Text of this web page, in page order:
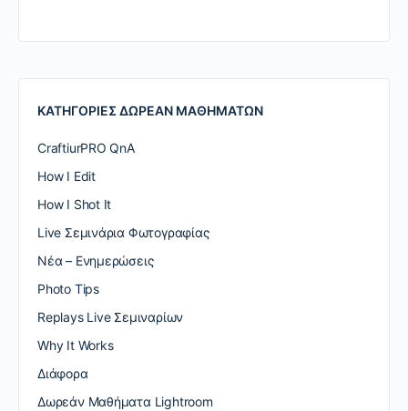
ΚΑΤΗΓΟΡΙΕΣ ΔΩΡΕΑΝ ΜΑΘΗΜΑΤΩΝ
CraftiurPRO QnA
How I Edit
How I Shot It
Live Σεμινάρια Φωτογραφίας
Nέα – Ενημερώσεις
Photo Tips
Replays Live Σεμιναρίων
Why It Works
Διάφορα
Δωρεάν Μαθήματα Lightroom